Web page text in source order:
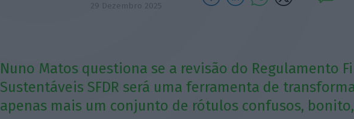
29 Dezembro 2025
Nuno Matos questiona se a revisão do Regulamento
Sustentáveis SFDR será uma ferramenta de
apenas mais um conjunto de rótulos confusos,